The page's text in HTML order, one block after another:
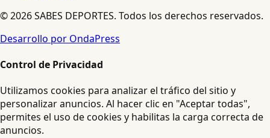
© 2026 SABES DEPORTES. Todos los derechos reservados.
Desarrollo por OndaPress
Control de Privacidad
Utilizamos cookies para analizar el tráfico del sitio y
personalizar anuncios. Al hacer clic en "Aceptar todas",
permites el uso de cookies y habilitas la carga correcta de
anuncios.